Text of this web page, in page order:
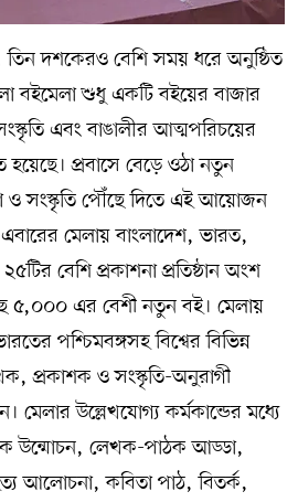
তিন দশকেরও বেশি সময় ধরে অনুষ্ঠিত
বইমেলা শুধু একটি বইয়ের বাজার
এবং বাঙালীর আত্মপরিচয়ের
প্রবাসে বেড়ে ওঠা নতুন
ও সংস্কৃতি পৌঁছে দিতে এই আয়োজন
মেলায় বাংলাদেশ, ভারত,
বেশি প্রকাশনা প্রতিষ্ঠান অংশ
৫,০০০ এর বেশী নতুন বই। মেলায়
পশ্চিমবঙ্গসহ বিশ্বের বিভিন্ন
প্রকাশক ও সংস্কৃতি-অনুরাগী
মেলার উল্লেখযোগ্য কর্মকান্ডের মধ্যে
উন্মোচন, লেখক-পাঠক আড্ডা,
আলোচনা, কবিতা পাঠ, বিতর্ক,